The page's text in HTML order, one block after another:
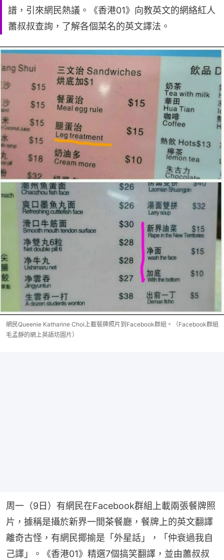
譜，引來網民熱議。《香港01》向教英文的網絡紅人
蕭叔叔查詢，了解各個菜名的英文譯法。
網民Queenie Katharine Choi上載餐牌照片到Facebook群組。（Facebook群組
毛孟靜的網上英語坊圖片）
周一（9日）有網民在Facebook群組上載兩張餐牌照
片，據稱是攝於新界一間茶餐廳，餐牌上的英文翻譯
離奇古怪，有網民揶揄是「外星話」，「仲衰過我自
己譯」。《香港01》精選7個搞笑翻譯，並由蕭叔叔